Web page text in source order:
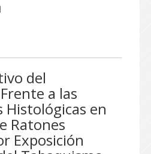
del
a las
Histológicas en
Ratones
Exposición